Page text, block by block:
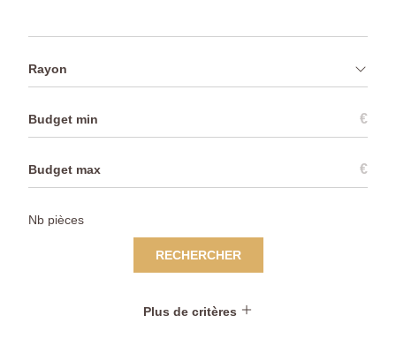
Rayon
€
€
RECHERCHER
Plus de critères